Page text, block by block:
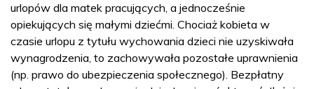
urlopów dla matek pracujących, a jednocześnie
opiekujących się małymi dziećmi. Chociaż kobieta w
czasie urlopu z tytułu wychowania dzieci nie uzyskiwała
wynagrodzenia, to zachowywała pozostałe uprawnienia
(np. prawo do ubezpieczenia społecznego). Bezpłatny